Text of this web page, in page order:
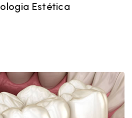
Estética